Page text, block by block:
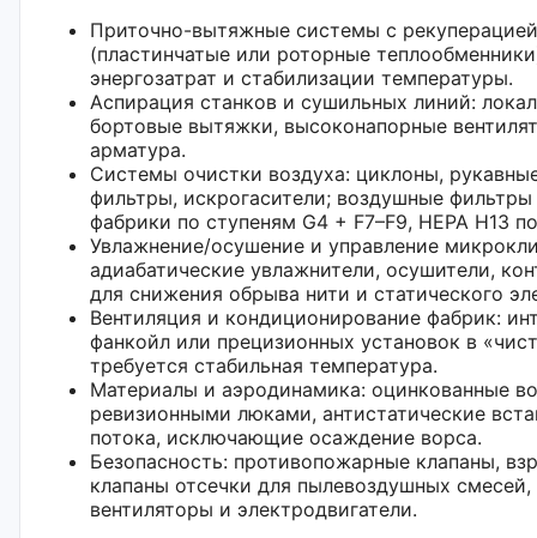
Приточно-вытяжные системы с
(пластинчатые или роторные
энергозатрат и стабилизации температуры.
Аспирация станков и сушильных линий:
бортовые вытяжки, высоконапорные
арматура.
Системы очистки воздуха: циклоны,
фильтры, искрогасители; воздушные фильтры
фабрики по ступеням G4 + F7–F9, HEPA H13
Увлажнение/осушение и управление
адиабатические увлажнители, осушители,
для снижения обрыва нити и статического
Вентиляция и кондиционирование фабрик:
фанкойл или прецизионных установок в
требуется стабильная температура.
Материалы и аэродинамика: оцинкованные
ревизионными люками, антистатические
потока, исключающие осаждение ворса.
Безопасность: противопожарные клапаны,
клапаны отсечки для пылевоздушных
вентиляторы и электродвигатели.